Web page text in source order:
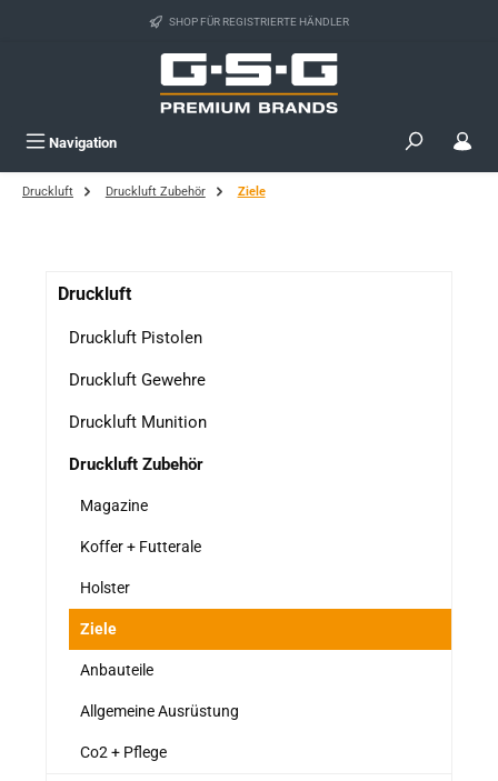
Zum Hauptinhalt springen SHOP FÜR REGISTRIERTE HÄNDLER
Navigation
Druckluft Druckluft Zubehör Ziele
Druckluft
Druckluft Pistolen
Druckluft Gewehre
Druckluft Munition
Druckluft Zubehör
Magazine
Koffer + Futterale
Holster
Ziele
Anbauteile
Allgemeine Ausrüstung
Co2 + Pflege